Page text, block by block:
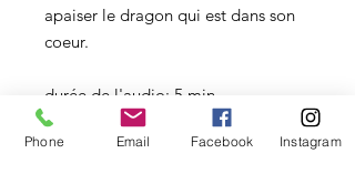
apaiser le dragon qui est dans son
coeur.
durée de l'audio: 5 min
Phone Email Facebook Instagram